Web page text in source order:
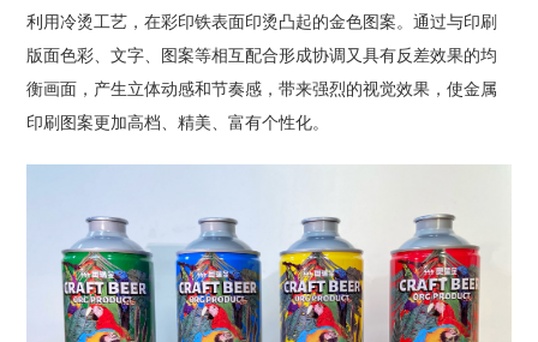
利用冷烫工艺，在彩印铁表面印烫凸起的金色图案。通过与印刷
版面色彩、文字、图案等相互配合形成协调又具有反差效果的均
衡画面，产生立体动感和节奏感，带来强烈的视觉效果，使金属
印刷图案更加高档、精美、富有个性化。